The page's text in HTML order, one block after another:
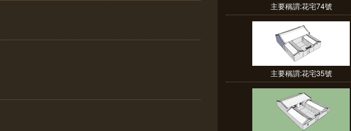
主要稱謂:花宅74號
主要稱謂:花宅35號